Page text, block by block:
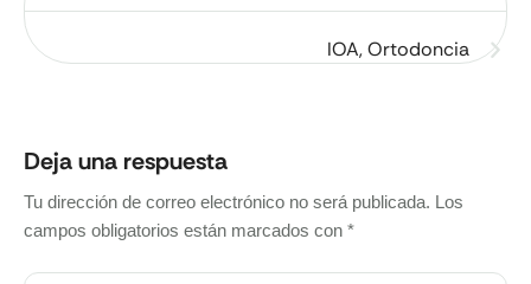
IOA, Ortodoncia
Deja una respuesta
Tu dirección de correo electrónico no será publicada. Los
campos obligatorios están marcados con *